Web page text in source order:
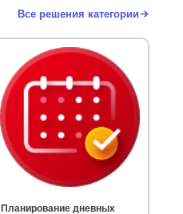
Все решения категории
Планирование дневных